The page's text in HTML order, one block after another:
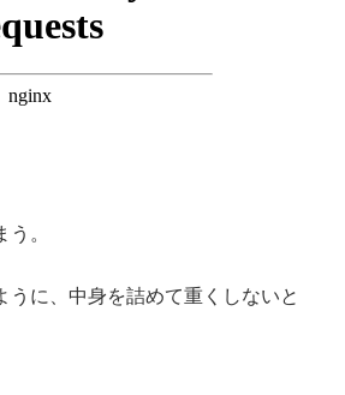
。
うに、中身を詰めて重くしないと